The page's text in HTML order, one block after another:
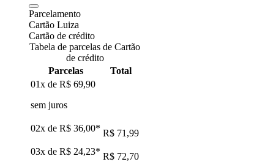
Parcelamento
Cartão Luiza
Cartão de crédito
Tabela de parcelas de Cartão
de crédito
Parcelas
Total
01x de R$ 69,90
sem juros
02x de R$ 36,00* R$ 71,99
03x de R$ 24,23* R$ 72,70